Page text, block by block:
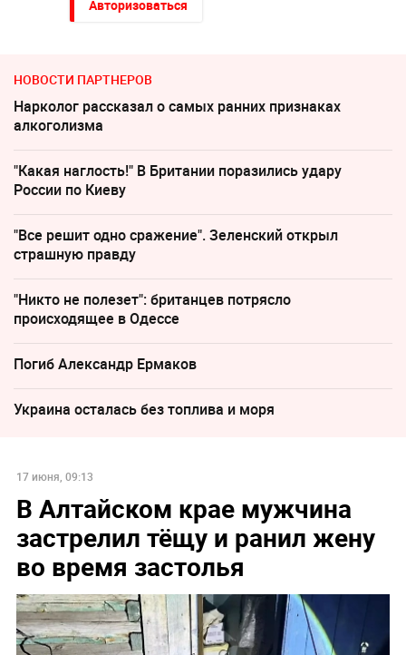
Авторизоваться
НОВОСТИ ПАРТНЕРОВ
Нарколог рассказал о самых ранних признаках
алкоголизма
"Какая наглость!" В Британии поразились удару
России по Киеву
"Все решит одно сражение". Зеленский открыл
страшную правду
"Никто не полезет": британцев потрясло
происходящее в Одессе
Погиб Александр Ермаков
Украина осталась без топлива и моря
17 июня, 09:13
В Алтайском крае мужчина
застрелил тёщу и ранил жену
во время застолья